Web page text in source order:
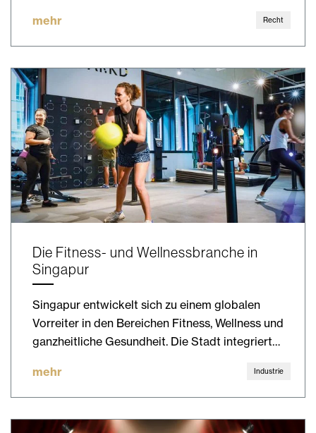
mehr Recht
Die Fitness- und Wellnessbranche in
Singapur
Singapur entwickelt sich zu einem globalen
Vorreiter in den Bereichen Fitness, Wellness und
ganzheitliche Gesundheit. Die Stadt integriert…
mehr Industrie